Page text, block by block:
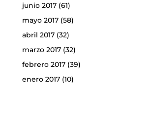
junio 2017(61)
mayo 2017(58)
abril 2017(32)
marzo 2017(32)
febrero 2017(39)
enero 2017(10)